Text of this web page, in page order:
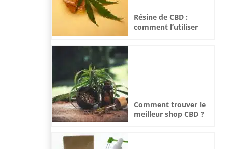
Résine de CBD :
comment l’utiliser
Comment trouver le
meilleur shop CBD ?